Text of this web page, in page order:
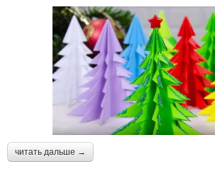
читать дальше →